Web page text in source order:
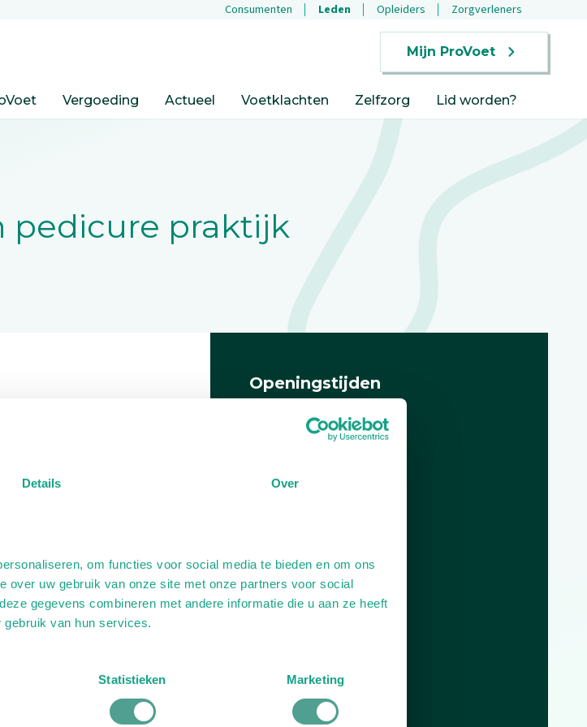
Details Over
om functies voor social media te bieden en om ons
over uw gebruik van onze site met onze partners voor social
gegevens combineren met andere informatie die u aan ze heeft
van hun services.
Statistieken Marketing
Consumenten Leden Opleiders Zorgverleners
Mijn ProVoet
Vergoeding Actueel Voetklachten Zelfzorg Lid worden?
pedicure praktijk
Openingstijden